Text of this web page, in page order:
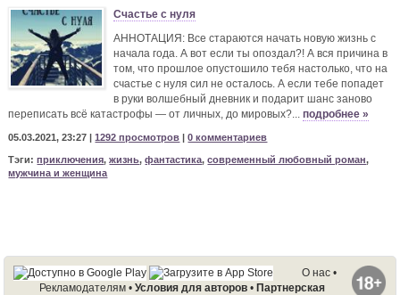
Счастье с нуля
АННОТАЦИЯ: Все стараются начать новую жизнь с
начала года. А вот если ты опоздал?! А вся причина в
том, что прошлое опустошило тебя настолько, что на
счастье с нуля сил не осталось. А если тебе попадет
в руки волшебный дневник и подарит шанс заново
переписать всё катастрофы — от личных, до мировых?...подробнее »
05.03.2021, 23:27 |1292 просмотров |0 комментариев
Тэги:приключения,жизнь,фантастика,современный любовный роман,
мужчина и женщина
О нас•
Рекламодателям • Условия для авторов • Партнерская